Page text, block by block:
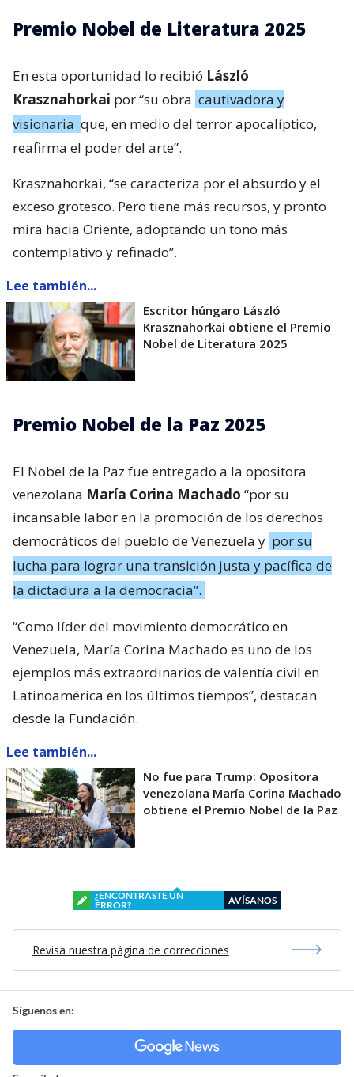
Premio Nobel de Literatura 2025
En esta oportunidad lo recibió László
Krasznahorkai por “su obra cautivadora y
visionaria que, en medio del terror apocalíptico,
reafirma el poder del arte”.
Krasznahorkai, “se caracteriza por el absurdo y el
exceso grotesco. Pero tiene más recursos, y pronto
mira hacia Oriente, adoptando un tono más
contemplativo y refinado”.
Lee también...
Escritor húngaro László
Krasznahorkai obtiene el Premio
Nobel de Literatura 2025
Premio Nobel de la Paz 2025
El Nobel de la Paz fue entregado a la opositora
venezolana María Corina Machado “por su
incansable labor en la promoción de los derechos
democráticos del pueblo de Venezuela y por su
lucha para lograr una transición justa y pacífica de
la dictadura a la democracia”.
“Como líder del movimiento democrático en
Venezuela, María Corina Machado es uno de los
ejemplos más extraordinarios de valentía civil en
Latinoamérica en los últimos tiempos”, destacan
desde la Fundación.
Lee también...
No fue para Trump: Opositora
venezolana María Corina Machado
obtiene el Premio Nobel de la Paz
¿ENCONTRASTE UN
ERROR?
AVÍSANOS
Revisa nuestra página de correcciones
Síguenos en: